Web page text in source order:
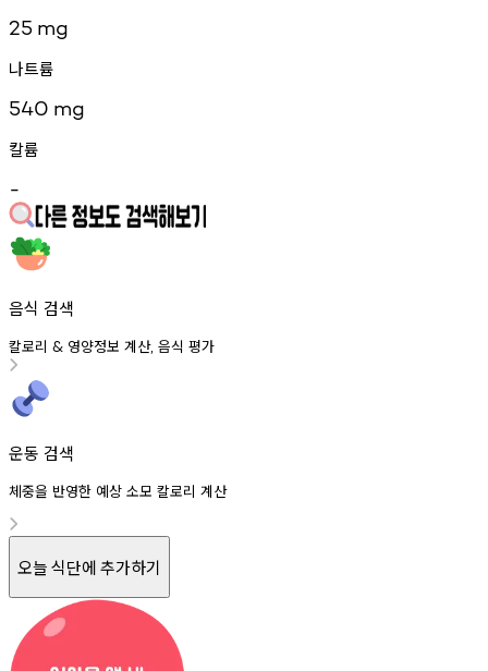
25 mg
나트륨
540 mg
칼륨
-
음식 검색
칼로리 & 영양정보 계산, 음식 평가
운동 검색
체중을 반영한 예상 소모 칼로리 계산
오늘 식단에 추가하기